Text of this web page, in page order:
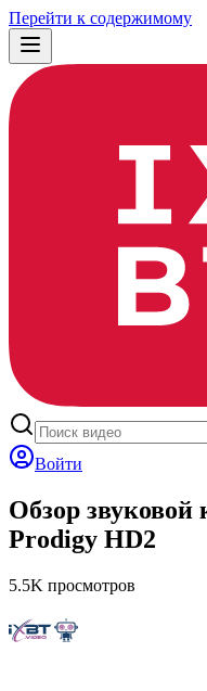
Перейти к содержимому
Войти
Обзор
Prodigy HD2
5.5K просмотров